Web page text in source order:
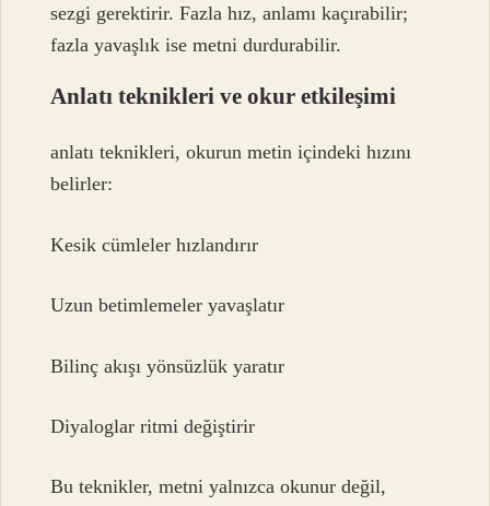
sezgi gerektirir. Fazla hız, anlamı kaçırabilir;
fazla yavaşlık ise metni durdurabilir.
Anlatı teknikleri ve okur etkileşimi
anlatı teknikleri, okurun metin içindeki hızını
belirler:
Kesik cümleler hızlandırır
Uzun betimlemeler yavaşlatır
Bilinç akışı yönsüzlük yaratır
Diyaloglar ritmi değiştirir
Bu teknikler, metni yalnızca okunur değil,